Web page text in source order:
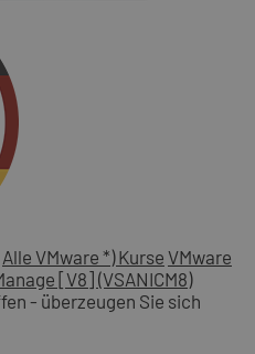
Alle VMware *) Kurse VMware
[V8] (VSANICM8)
- überzeugen Sie sich